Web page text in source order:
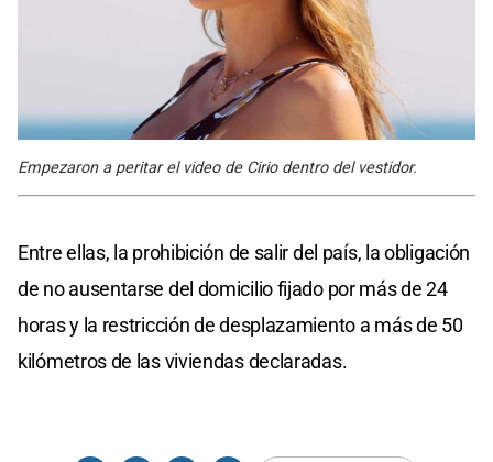
Empezaron a peritar el video de Cirio dentro del vestidor.
Entre ellas, la prohibición de salir del país, la obligación
de no ausentarse del domicilio fijado por más de 24
horas y la restricción de desplazamiento a más de 50
kilómetros de las viviendas declaradas.